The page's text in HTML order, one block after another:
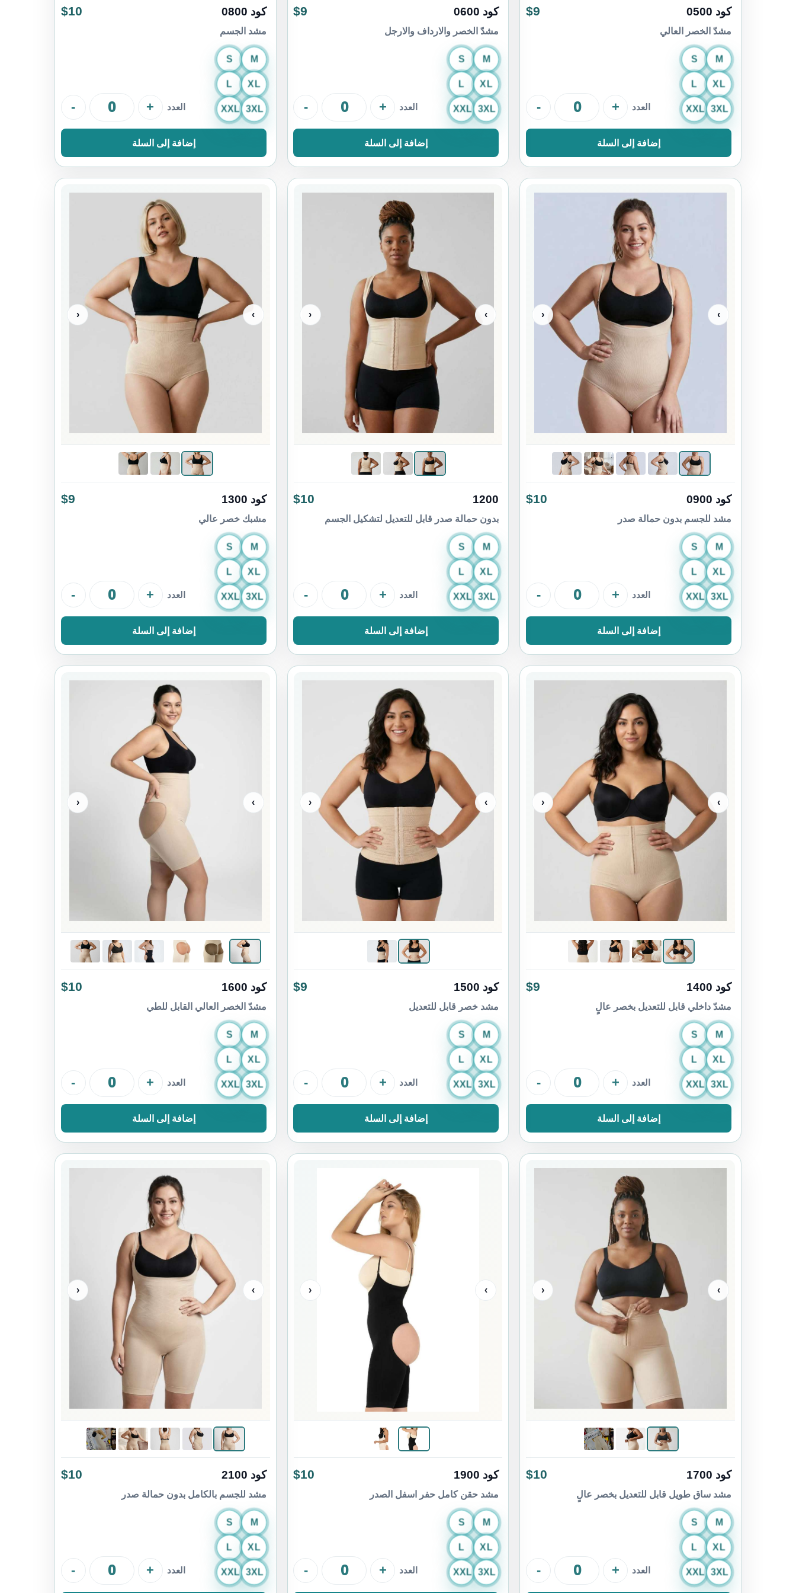
كود 0500 $9
مشدّ الخصر العالي
S M
L XL
XXL 3XL العدد - +
إضافة إلى السلة
كود 0600 $9
مشدّ الخصر والارداف والارجل
S M
L XL
XXL 3XL العدد - +
إضافة إلى السلة
كود 0800 $10
مشد الجسم
S M
L XL
XXL 3XL العدد - +
إضافة إلى السلة
›
‹
كود 0900 $10
مشد للجسم بدون حمالة صدر
S M
L XL
XXL 3XL العدد - +
إضافة إلى السلة
›
‹
1200
$10
بدون حمالة صدر قابل للتعديل لتشكيل الجسم
S M
L XL
XXL 3XL العدد - +
إضافة إلى السلة
›
‹
كود 1300 $9
مشبك خصر عالي
S M
L XL
XXL 3XL العدد - +
إضافة إلى السلة
›
‹
كود 1400 $9
مشدّ داخلي قابل للتعديل بخصر عالٍ
S M
L XL
XXL 3XL العدد - +
إضافة إلى السلة
›
‹
كود 1500 $9
مشد خصر قابل للتعديل
S M
L XL
XXL 3XL العدد - +
إضافة إلى السلة
›
‹
كود 1600 $10
مشدّ الخصر العالي القابل للطي
S M
L XL
XXL 3XL العدد - +
إضافة إلى السلة
›
‹
كود 1700 $10
مشد ساق طويل قابل للتعديل بخصر عالٍ
S M
L XL
XXL 3XL العدد - +
›
‹
كود 1900 $10
مشد حقن كامل حفر اسفل الصدر
S M
L XL
XXL 3XL العدد - +
›
‹
كود 2100 $10
مشد للجسم بالكامل بدون حمالة صدر
S M
L XL
XXL 3XL العدد - +